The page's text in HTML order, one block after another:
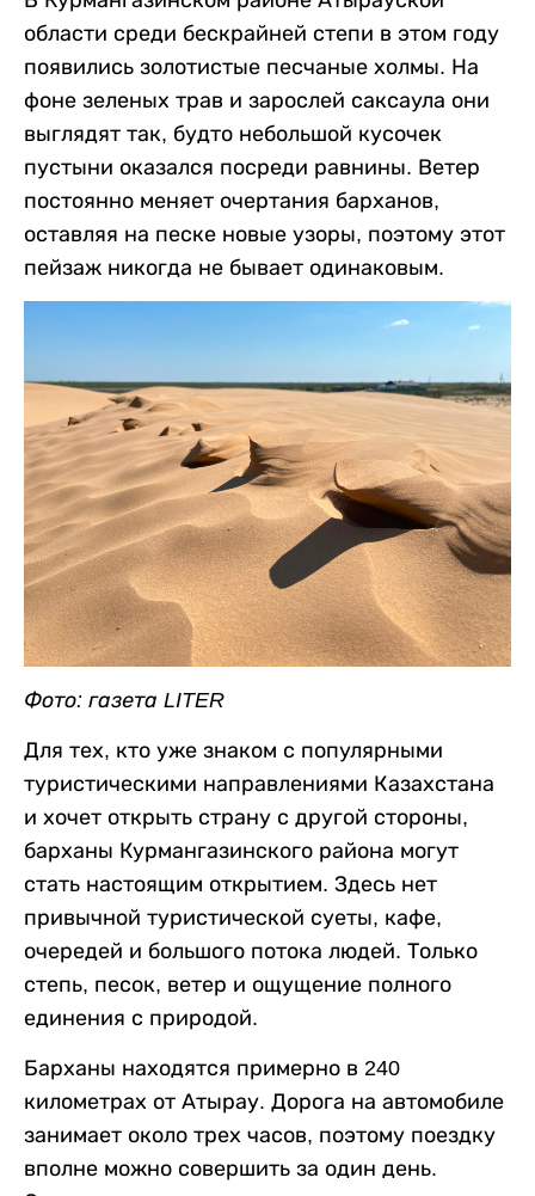
области среди бескрайней степи в этом году
появились золотистые песчаные холмы. На
фоне зеленых трав и зарослей саксаула они
выглядят так, будто небольшой кусочек
пустыни оказался посреди равнины. Ветер
постоянно меняет очертания барханов,
оставляя на песке новые узоры, поэтому этот
пейзаж никогда не бывает одинаковым.
Фото: газета LITER
Для тех, кто уже знаком с популярными
туристическими направлениями Казахстана
и хочет открыть страну с другой стороны,
барханы Курмангазинского района могут
стать настоящим открытием. Здесь нет
привычной туристической суеты, кафе,
очередей и большого потока людей. Только
степь, песок, ветер и ощущение полного
единения с природой.
Барханы находятся примерно в 240
километрах от Атырау. Дорога на автомобиле
занимает около трех часов, поэтому поездку
вполне можно совершить за один день.